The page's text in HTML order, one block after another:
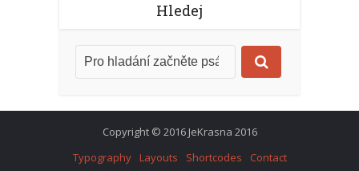
Hledej
Copyright © 2016 JeKrasna 2016
Typography
Layouts Shortcodes Contact